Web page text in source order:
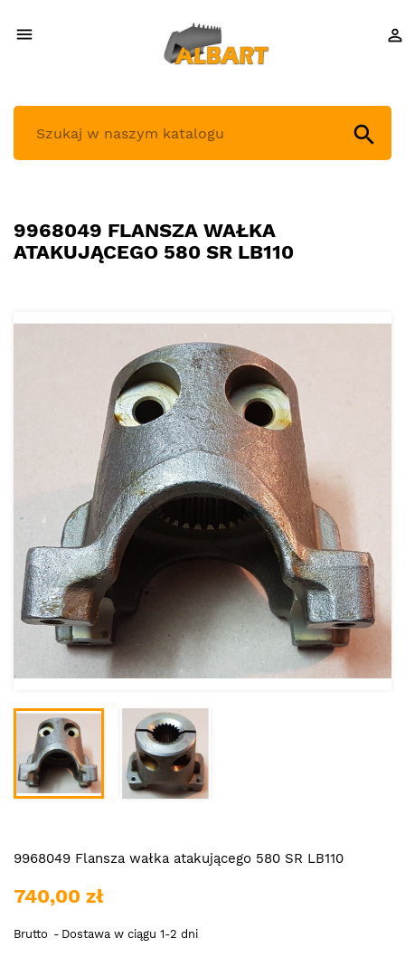
 

9968049 FLANSZA WAŁKA
ATAKUJĄCEGO 580 SR LB110
9968049 Flansza wałka atakującego 580 SR LB110
740,00 zł
Brutto Dostawa w ciągu 1-2 dni